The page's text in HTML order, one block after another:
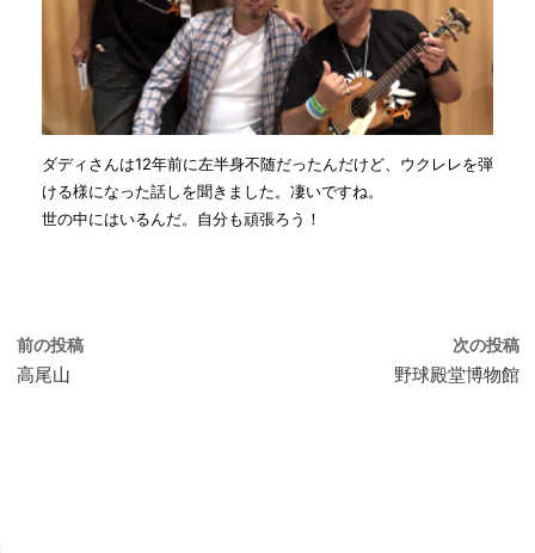
ダディさんは12年前に左半身不随だったんだけど、ウクレレを弾
ける様になった話しを聞きました。凄いですね。
世の中にはいるんだ。自分も頑張ろう！
前の投稿
高尾山
次の投稿
野球殿堂博物館